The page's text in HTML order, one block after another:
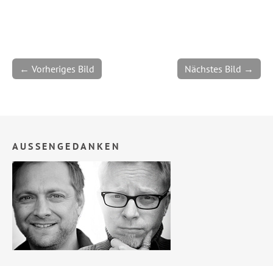
← Vorheriges Bild Nächstes Bild →
AUSSENGEDANKEN